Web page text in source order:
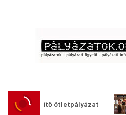
ötletpályázat